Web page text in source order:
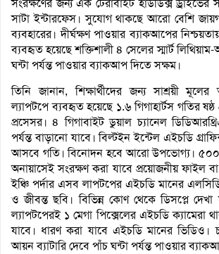
সংরক্ষণের জন্য এক টেরাবাইট হার্ডডিক্স ড্রাইভের
সাটা ইন্টারফেস। সুযোগ থাকছে আরো বেশি
ব্যবহারের। দীর্ঘক্ষণ পাওয়ার ব্যাকআপের
ব্যবহৃত হয়েছে শক্তিশালী ৪ সেলের স্মার্ট লিথিয়াম-
ঘন্টা পর্যন্ত পাওয়ার ব্যাকআপ দিতে সক্ষম।
তিনি জানান, শিক্ষার্থীদের জন্য সাশ্রয়ী
ল্যাপটপে ব্যবহৃত হয়েছে ১.৬ গিগাহার্টস গতির
প্রসেসর। ৪ গিগাবাইট ডুয়াল চ্যানেল
পর্যন্ত বাড়ানো যাবে। বিল্টইন ইন্টেল এইচডি
আসবে গতি। বিনোদন হবে আরো উপভোগ্য। ৫০০
অনায়াসেই সংরক্ষণ করা যাবে প্রয়োজনীয় ফাইল
ইঞ্চি পর্দার এসব লাপটপের এইচডি মানের
ও জীবন্ত ছবি। বিভিন্ন কোণ থেকে ডিসপ্লে দেখা
ল্যাপটপেরই ১ মেগা পিক্সেলের এইচডি ক্যামেরা
যাবে। ধারণ করা যাবে এইচডি মানের ভিডিও।
আয়ন ব্যাটারি দেবে পাঁচ ঘন্টা পর্যন্ত পাওয়ার